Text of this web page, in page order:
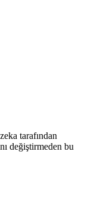
tarafından
değiştirmeden bu